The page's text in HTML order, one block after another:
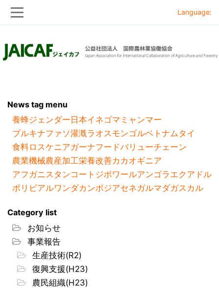
to
to
Language:
News tag menu
養蜂ジェンダー 日本イネゴマ ミャンマー
ブルキナファソ灌漑ラオスモンゴルベトナムタイ
食料ロスケニアガーナフードバリューチェーン
農業機械農産加工栄養改善カカオギニア
アフガニスタンコートジボワールアンゴラ エクアドル
ボリビアルワンダカンボジアセネガルマダガスカル
Category list
お知らせ
事業報告
生産技術(R2)
復興支援(H23)
農民組織(H23)